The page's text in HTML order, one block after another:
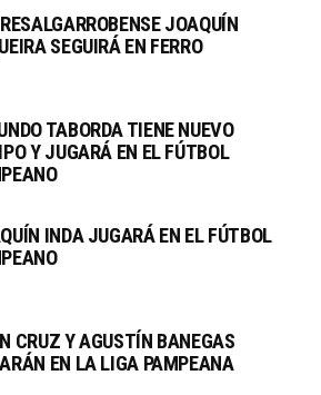
JOAQUÍN
SEGUIRÁ EN FERRO
TABORDA TIENE NUEVO
Y JUGARÁ EN EL FÚTBOL
INDA JUGARÁ EN EL FÚTBOL
CRUZ Y AGUSTÍN BANEGAS
EN LA LIGA PAMPEANA